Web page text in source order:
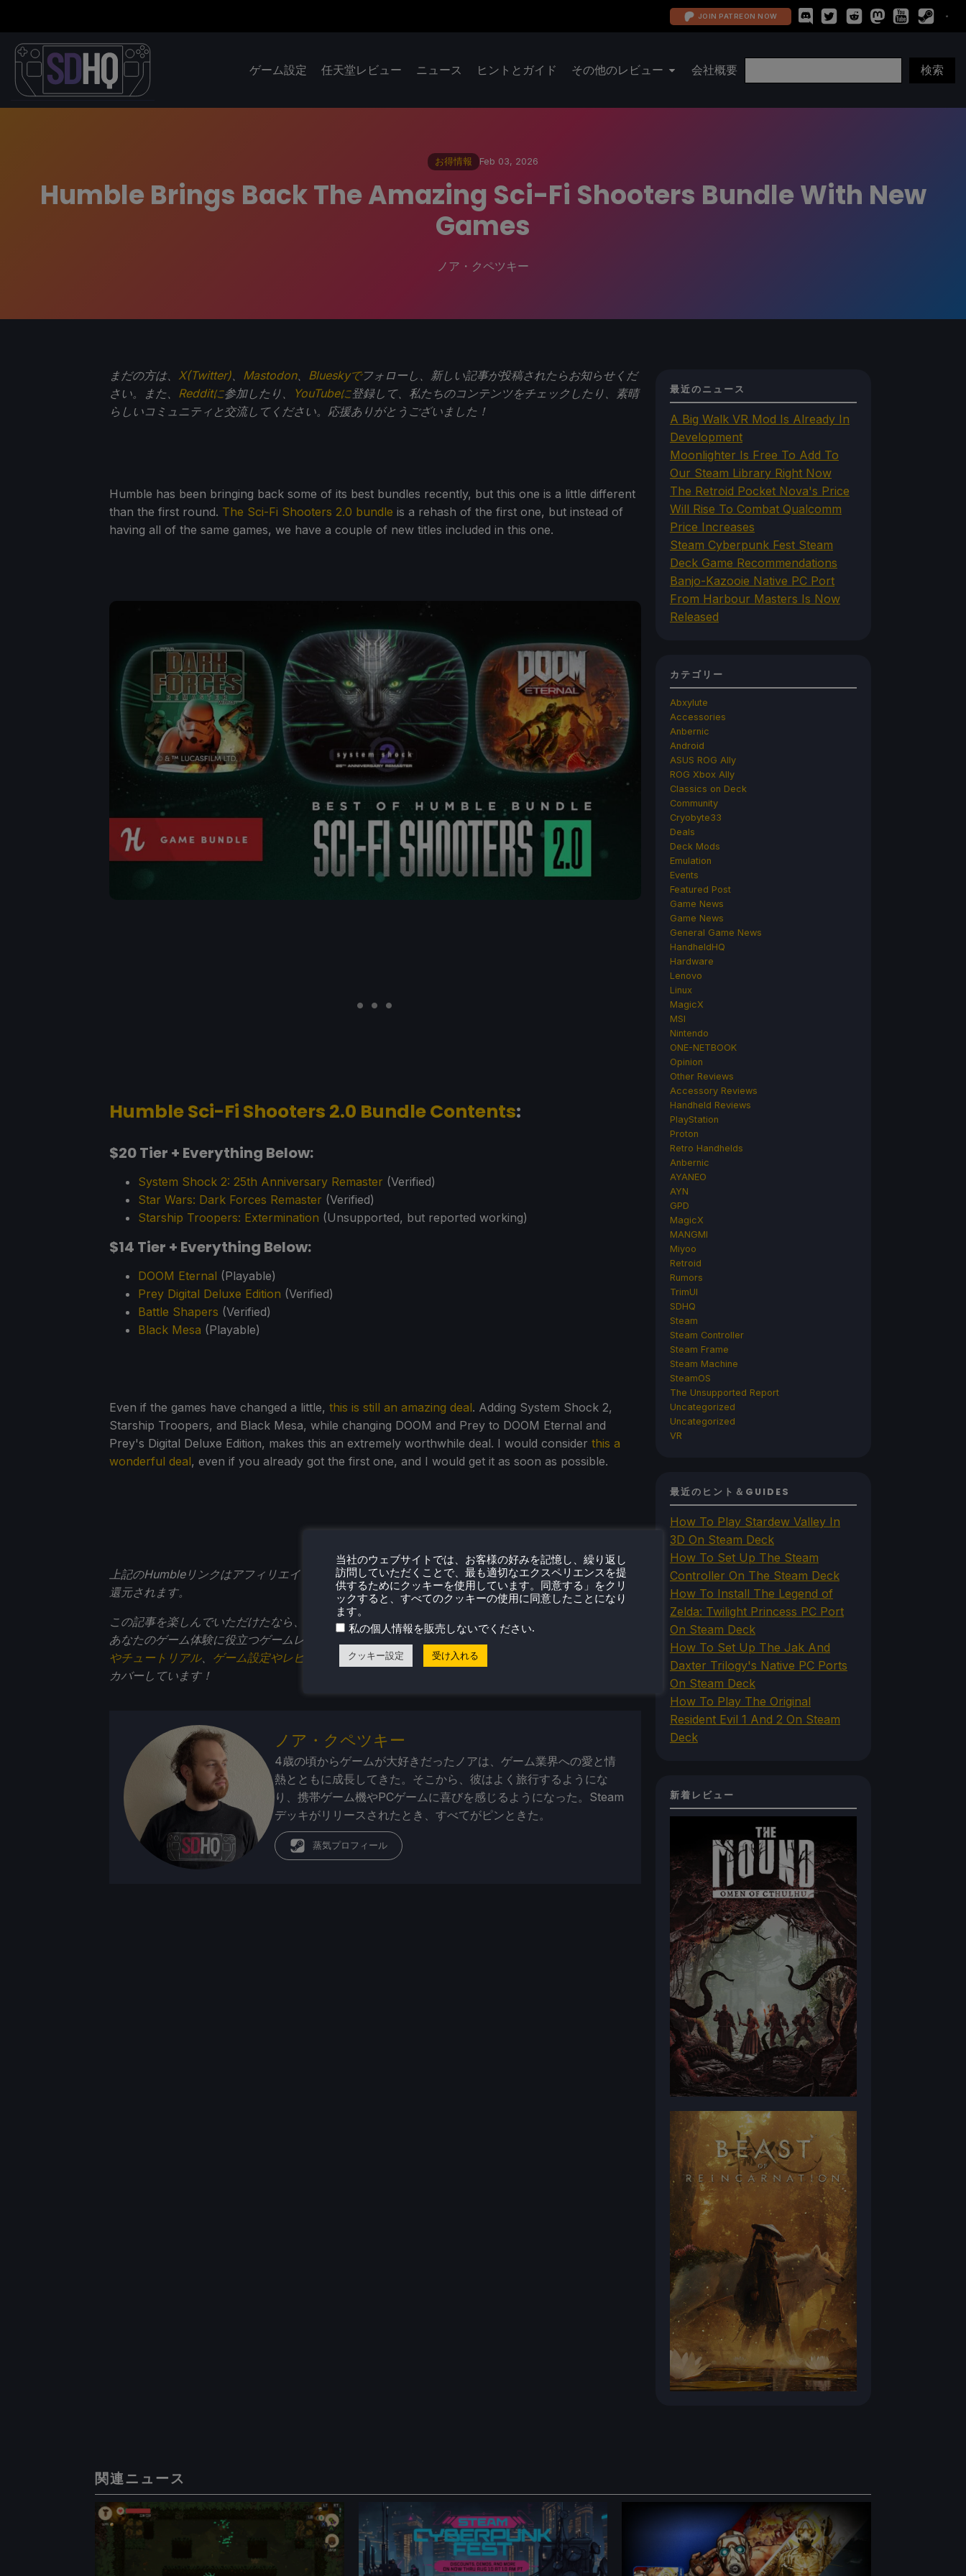
JOIN PATREON NOW
ゲーム設定 任天堂レビュー ニュース ヒントとガイド その他のレビュー 会社概要
お得情報 Feb 03, 2026
Humble Brings Back The Amazing Sci-Fi Shooters Bundle With New
Games
ノア・クペツキー
まだの方は、 X(Twitter) Mastodon、 Blueskyでフォローし、新しい記事が投稿されたらお知らせくだ
さい。また、 Redditに参加したり、 YouTubeに登録して、私たちのコンテンツをチェックしたり、素晴
らしいコミュニティと交流してください。応援ありがとうございました！
Humble has been bringing back some of its best bundles recently, but this one is a little different
than the first round. The Sci-Fi Shooters 2.0 bundle is a rehash of the first one, but instead of
having all of the same games, we have a couple of new titles included in this one.
Humble Sci-Fi Shooters 2.0 Bundle Contents:
$20 Tier + Everything Below:
System Shock 2: 25th Anniversary Remaster (Verified)
Star Wars: Dark Forces Remaster (Verified)
Starship Troopers: Extermination (Unsupported, but reported working)
$14 Tier + Everything Below:
DOOM Eternal (Playable)
Prey Digital Deluxe Edition (Verified)
Battle Shapers (Verified)
Black Mesa (Playable)
Even if the games have changed a little, this is still an amazing deal. Adding System Shock 2,
Starship Troopers, and Black Mesa, while changing DOOM and Prey to DOOM Eternal and
Prey's Digital Deluxe Edition, makes this an extremely worthwhile deal. I would consider this a
wonderful deal, even if you already got the first one, and I would get it as soon as possible.
上記のHumbleリンクはアフィリエイトリンクを使用しています。すべての収益はSDHQとその開発に
還元されます。
この記事を楽しんでいただけたなら、 SteamDeckHQ の他のコンテンツもチェックしてみてください！
あなたのゲーム体験に役立つゲームレビューやニュースを幅広く取り揃えています。
やチュートリアル、 ゲーム設定やレビュー
、最新のトレンド情報など、あらゆる情報をお届けします。
カバーしています！
ノア・クペツキー
4歳の頃からゲームが大好きだったノアは、ゲーム業界への愛と情
熱とともに成長してきた。そこから、彼はよく旅行するようにな
り、携帯ゲーム機やPCゲームに喜びを感じるようになった。Steam
デッキがリリースされたとき、すべてがピンときた。
蒸気プロフィール
最近のニュース
A Big Walk VR Mod Is Already In
Development
Moonlighter Is Free To Add To
Our Steam Library Right Now
The Retroid Pocket Nova's Price
Will Rise To Combat Qualcomm
Price Increases
Steam Cyberpunk Fest Steam
Deck Game Recommendations
Banjo-Kazooie Native PC Port
From Harbour Masters Is Now
Released
カテゴリー
Abxylute
Accessories
Anbernic
Android
ASUS ROG Ally
ROG Xbox Ally
Classics on Deck
Community
Cryobyte33
Deals
Deck Mods
Emulation
Events
Featured Post
Game News
Game News
General Game News
HandheldHQ
Hardware
Lenovo
Linux
MagicX
MSI
Nintendo
ONE-NETBOOK
Opinion
Other Reviews
Accessory Reviews
Handheld Reviews
PlayStation
Proton
Retro Handhelds
Anbernic
AYANEO
AYN
GPD
MagicX
MANGMI
Miyoo
Retroid
Rumors
TrimUI
SDHQ
Steam
Steam Controller
Steam Frame
Steam Machine
SteamOS
The Unsupported Report
Uncategorized
Uncategorized
VR
最近のヒント＆GUIDES
How To Play Stardew Valley In
3D On Steam Deck
How To Set Up The Steam
Controller On The Steam Deck
How To Install The Legend of
Zelda: Twilight Princess PC Port
On Steam Deck
How To Set Up The Jak And
Daxter Trilogy's Native PC Ports
On Steam Deck
How To Play The Original
Resident Evil 1 And 2 On Steam
Deck
新着レビュー
関連ニュース
当社のウェブサイトでは、お客様の好みを記憶し、繰り返し
訪問していただくことで、最も適切なエクスペリエンスを提
供するためにクッキーを使用しています。同意する」をクリ
ックすると、すべてのクッキーの使用に同意したことになり
ます。
私の個人情報を販売しないでください.
クッキー設定 受け入れる